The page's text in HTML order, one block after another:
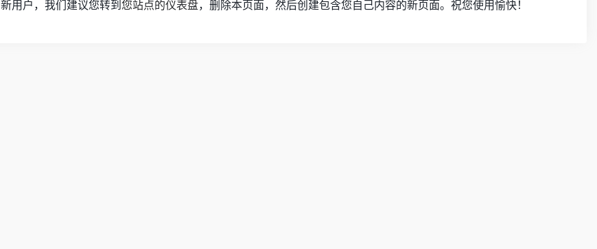
新用户，我们建议您转到 您站点的仪表盘，删除本页面，然后创建包含您自己内容的新页面。祝您使用愉快！